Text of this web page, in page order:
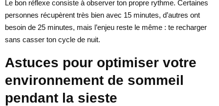
Le bon réflexe consiste à observer ton propre rythme. Certaines
personnes récupèrent très bien avec 15 minutes, d’autres ont
besoin de 25 minutes, mais l’enjeu reste le même : te recharger
sans casser ton cycle de nuit.
Astuces pour optimiser votre
environnement de sommeil
pendant la sieste